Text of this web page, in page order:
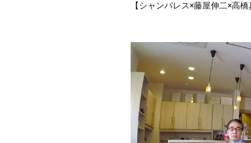
【シャンパレス×藤屋伸二×高